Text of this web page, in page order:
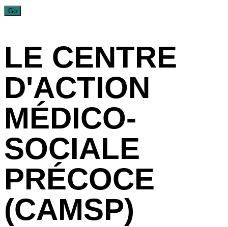
LE CENTRE
D'ACTION
MÉDICO-
SOCIALE
PRÉCOCE
(CAMSP)